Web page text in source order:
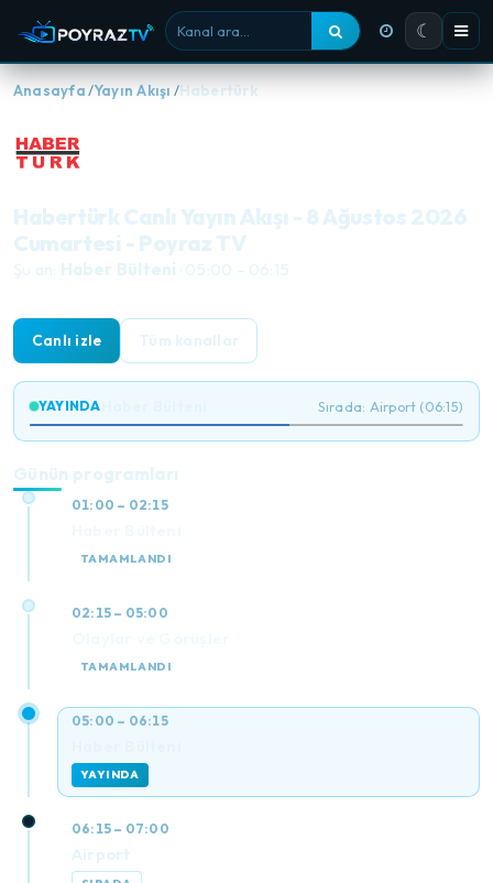
Kanal ara ☾
Anasayfa Yayın Akışı Habertürk
Habertürk Canlı Yayın Akışı - 8 Ağustos 2026
Cumartesi - Poyraz TV
Şu an: Haber Bülteni · 05:00 – 06:15
Canlı izle Tüm kanallar
YAYINDA Sırada: Airport (06:15)
Günün programları
01:00 – 02:15
TAMAMLANDI
02:15 – 05:00
TAMAMLANDI
05:00 – 06:15
YAYINDA
06:15 – 07:00
Airport